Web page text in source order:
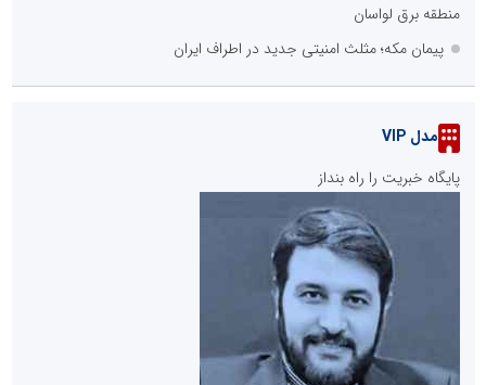
منطقه برق لواسان
پیمان مکه؛ مثلث امنیتی جدید در اطراف ایران
مدل VIP
پایگاه خبریت را راه بنداز